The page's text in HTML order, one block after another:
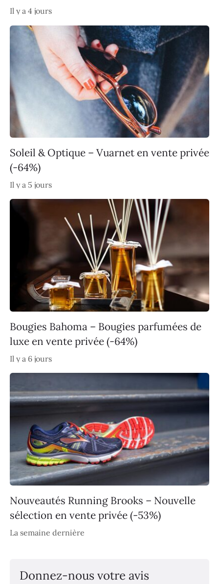
Il y a 4 jours
Soleil & Optique – Vuarnet en vente privée
(-64%)
Il y a 5 jours
Bougies Bahoma – Bougies parfumées de
luxe en vente privée (-64%)
Il y a 6 jours
Nouveautés Running Brooks – Nouvelle
sélection en vente privée (-53%)
La semaine dernière
Donnez-nous votre avis